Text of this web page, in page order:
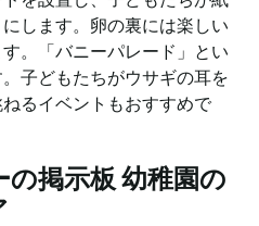
します。卵の裏には楽しい
。「バニーパレード」とい
子どもたちがウサギの耳を
るイベントもおすすめで
掲示板 幼稚園の